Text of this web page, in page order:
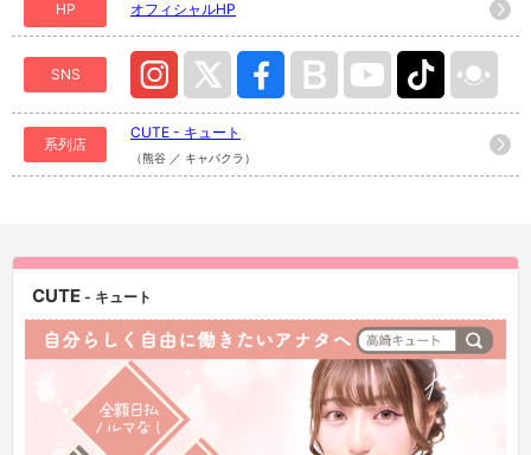
HP オフィシャルHP
SNS
系列店
CUTE - キュート
（熊谷 ／ キャバクラ）
CUTE - キュート